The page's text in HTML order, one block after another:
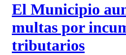
El Municipio
multas por
tributarios